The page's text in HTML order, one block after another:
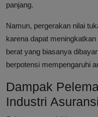
panjang.
Namun, pergerakan nilai
karena dapat
berat yang biasanya
berpotensi mempengaruhi
Dampak
Industri